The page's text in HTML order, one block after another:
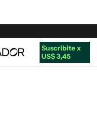
Suscribite x
US$ 3,45